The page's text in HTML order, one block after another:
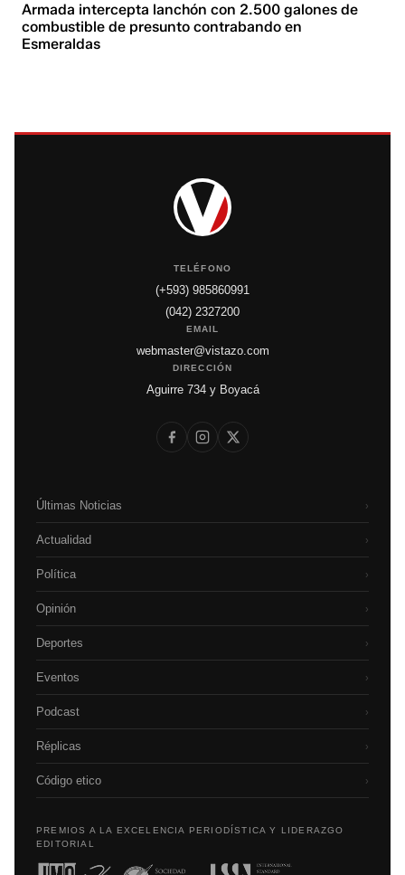
Armada intercepta lanchón con 2.500 galones de
combustible de presunto contrabando en
Esmeraldas
TELÉFONO
(+593) 985860991
(042) 2327200
EMAIL
webmaster@vistazo.com
DIRECCIÓN
Aguirre 734 y Boyacá
Últimas Noticias ›
Actualidad ›
Política ›
Opinión ›
Deportes ›
Eventos ›
Podcast ›
Réplicas ›
Código etico ›
PREMIOS A LA EXCELENCIA PERIODÍSTICA Y LIDERAZGO
EDITORIAL